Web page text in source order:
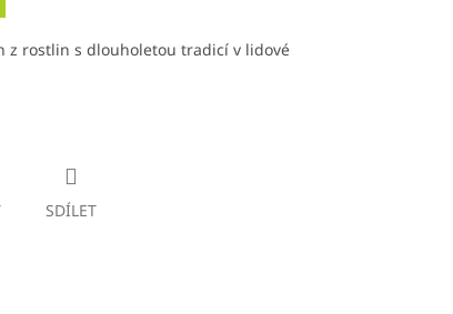
z rostlin s dlouholetou tradicí v lidové
SDÍLET